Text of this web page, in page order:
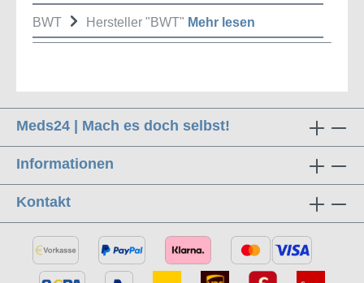
BWT Hersteller "BWT" Mehr lesen
Meds24 | Mach es doch selbst!
Informationen
Kontakt